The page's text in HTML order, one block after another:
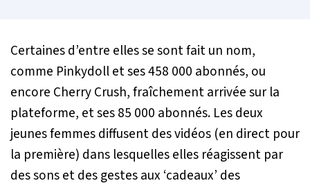
Certaines d’entre elles se sont fait un nom,
comme Pinkydoll et ses 458 000 abonnés, ou
encore Cherry Crush, fraîchement arrivée sur la
plateforme, et ses 85 000 abonnés. Les deux
jeunes femmes diffusent des vidéos (en direct pour
la première) dans lesquelles elles réagissent par
des sons et des gestes aux ‘cadeaux’ des